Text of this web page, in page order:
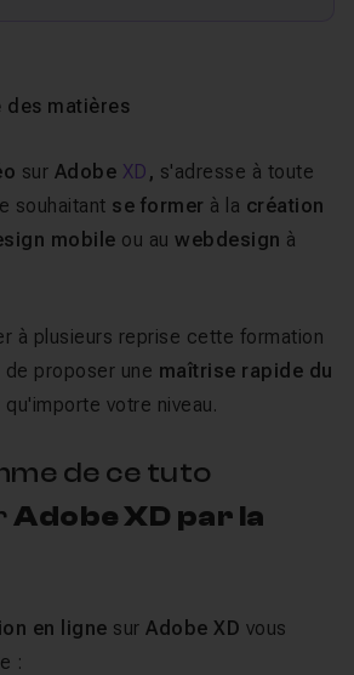
des matières
sur Adobe XD , s'adresse à toute
souhaitant se former à la création
mobile ou au webdesign à
à plusieurs reprise cette formation
proposer une maîtrise rapide du
qu'importe votre niveau.
de ce tuto
Adobe XD par la
en ligne sur Adobe XD vous
: